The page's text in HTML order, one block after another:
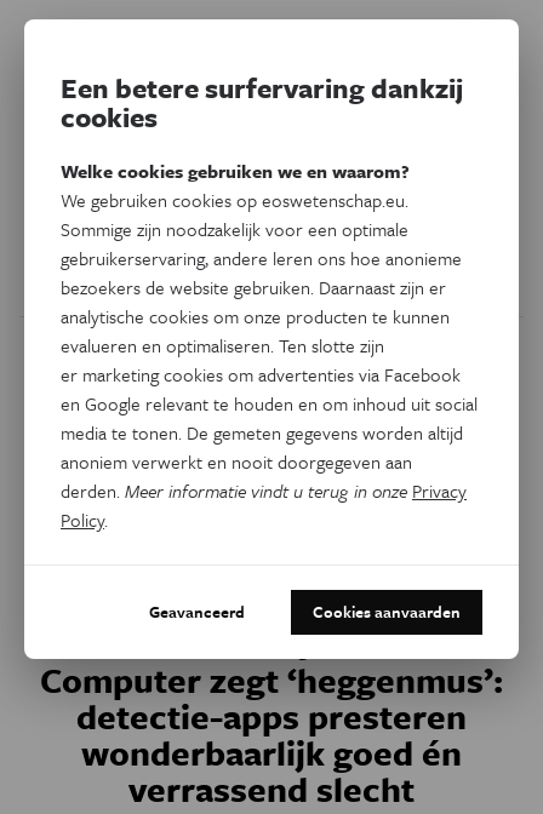
De vluchtpatronen van
gierzwaluwen zijn om van te
duizelen
De patronen tonen hoe verscheiden en uitzonderlijk
gewone gierzwaluwen zich gedragen.
DoorAndrea Thompson
Computer zegt ‘heggenmus’:
detectie-apps presteren
wonderbaarlijk goed én
verrassend slecht
Een betere surfervaring dankzij
cookies
Welke cookies gebruiken we en waarom?
We gebruiken cookies op eoswetenschap.eu.
Sommige zijn noodzakelijk voor een optimale
gebruikerservaring, andere leren ons hoe anonieme
bezoekers de website gebruiken. Daarnaast zijn er
analytische cookies om onze producten te kunnen
evalueren en optimaliseren. Ten slotte zijn
er marketing cookies om advertenties via Facebook
en Google relevant te houden en om inhoud uit social
media te tonen. De gemeten gegevens worden altijd
anoniem verwerkt en nooit doorgegeven aan
derden.Meer informatie vindt u terug in onze Privacy
Policy.
Geavanceerd Cookies aanvaarden